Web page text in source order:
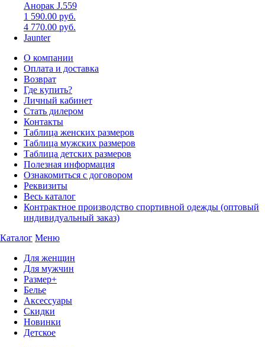
Анорак J.559
1 590.00 руб.
4 770.00 руб.
Jaunter
О компании
Оплата и доставка
Возврат
Где купить?
Личный кабинет
Стать дилером
Контакты
Таблица женских размеров
Таблица мужских размеров
Таблица детских размеров
Полезная информация
Ознакомиться с договором
Реквизиты
Весь каталог
Контрактное производство спортивной одежды (оптовый
индивидуальный заказ)
Каталог Меню
Для женщин
Для мужчин
Размер+
Белье
Аксессуары
Скидки
Новинки
Детское